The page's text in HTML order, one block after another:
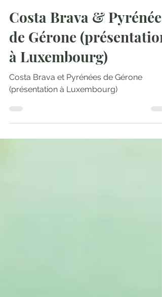
1 juin
9 min de lecture
Costa Brava & Pyrénées
de Gérone (présentation
à Luxembourg)
Costa Brava et Pyrénées de Gérone
(présentation à Luxembourg)